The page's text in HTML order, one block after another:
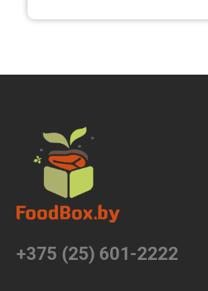
+375 (25) 601-2222